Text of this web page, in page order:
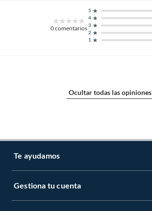
0comentarios
1
2
3
4
5
Ocultar todas las opiniones
Te ayudamos
LIbro de reclamaciones
Gestiona tu cuenta